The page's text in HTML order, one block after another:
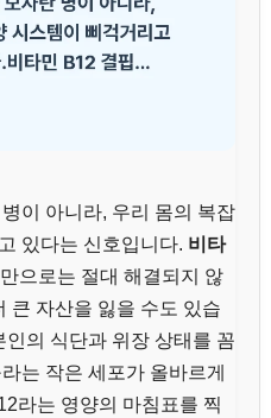
이 아니라, 우리 몸의 복잡
있다는 신호입니다. 비타
으로는 절대 해결되지 않
큰 자산을 잃을 수도 있습
의 식단과 위장 상태를 꼼
는 작은 세포가 올바르게
라는 영양의 마침표를 찍